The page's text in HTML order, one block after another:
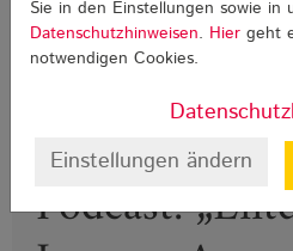
Podcast:
Sie in den Einstellungen sowie in
Datenschutzhinweisen. Hier geht
notwendigen Cookies.
Einstellungen ändern